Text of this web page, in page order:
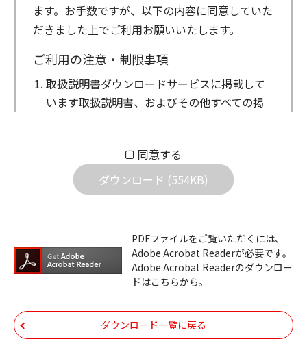
ます。お手数ですが、以下の内容に同意していた
だきました上でご利用お願いいたします。
ご利用の注意・制限事項
取扱説明書ダウンロードサービスに掲載して
います取扱説明書、およびその他すべての掲
属します。ダウンロードした取扱説明書は、
個人が本来の目的でご使用されることは可能
ですが、権利者の許諾を得ることなく、以下
ダウンロードした取扱説明書は、複製、賃
貸、改変、公衆送信、または公衆送信可能
化することはできません。
いは無償を問わず、第三者に譲渡あるいは
使用させる事ができません。
同意する
ダウンロード (554KB)
PDFファイルをご覧いただくには、
Adobe Acrobat Readerが必要です。
Adobe Acrobat Readerのダウンロー
ドはこちらから。
ダウンロード一覧に戻る